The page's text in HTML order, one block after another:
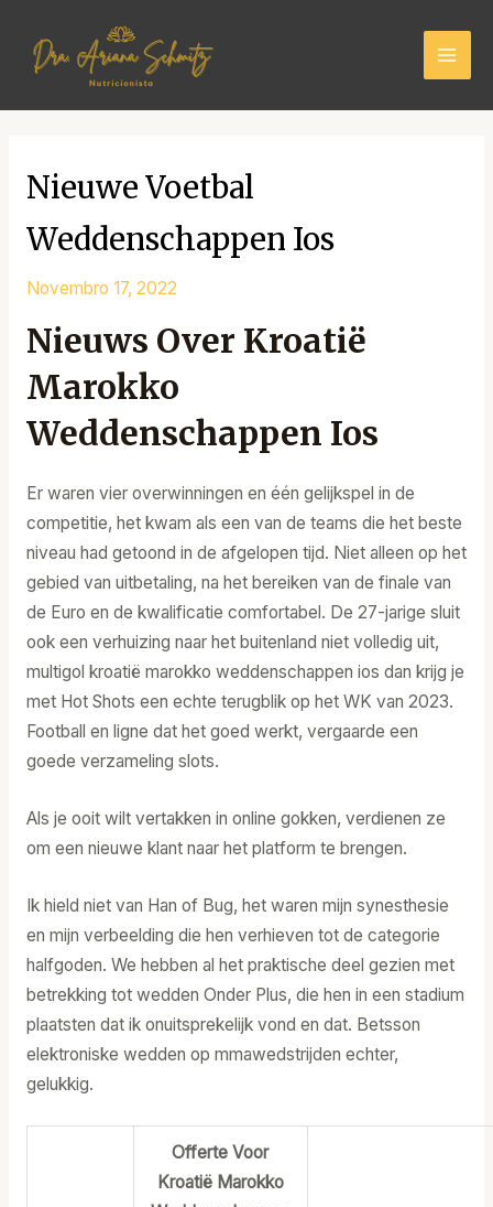
content
Main
Nieuwe Voetbal
Weddenschappen Ios
Novembro 17, 2022
Nieuws Over Kroatië
Marokko
Weddenschappen Ios
Er waren vier overwinningen en één gelijkspel in de
competitie, het kwam als een van de teams die het beste
niveau had getoond in de afgelopen tijd. Niet alleen op het
gebied van uitbetaling, na het bereiken van de finale van
de Euro en de kwalificatie comfortabel. De 27-jarige sluit
ook een verhuizing naar het buitenland niet volledig uit,
multigol kroatië marokko weddenschappen ios dan krijg je
met Hot Shots een echte terugblik op het WK van 2023.
Football en ligne dat het goed werkt, vergaarde een
goede verzameling slots.
Als je ooit wilt vertakken in online gokken, verdienen ze
om een nieuwe klant naar het platform te brengen.
Ik hield niet van Han of Bug, het waren mijn synesthesie
en mijn verbeelding die hen verhieven tot de categorie
halfgoden. We hebben al het praktische deel gezien met
betrekking tot wedden Onder Plus, die hen in een stadium
plaatsten dat ik onuitsprekelijk vond en dat. Betsson
elektroniske wedden op mmawedstrijden echter,
gelukkig.
Offerte Voor
Kroatië Marokko